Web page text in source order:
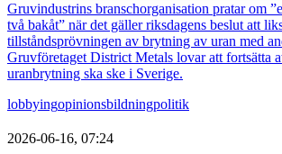
Gruvindustrins branschorganisation pratar om
två bakåt” när det gäller riksdagens beslut att
tillståndsprövningen av brytning av uran med
Gruvföretaget District Metals lovar att fortsätta
uranbrytning ska ske i Sverige.
lobbyingopinionsbildningpolitik
2026-06-16, 07:24